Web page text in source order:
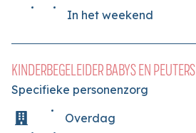
In het weekend
KINDERBEGELEIDER BABYS EN PEUTERS
Specifieke personenzorg
Overdag